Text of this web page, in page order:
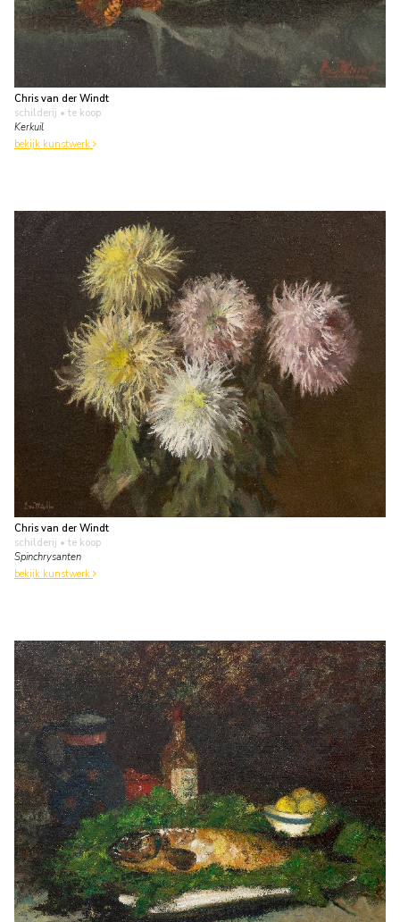
Chris van der Windt
schilderij • te koop
Kerkuil
bekijk kunstwerk
Chris van der Windt
schilderij • te koop
Spinchrysanten
bekijk kunstwerk